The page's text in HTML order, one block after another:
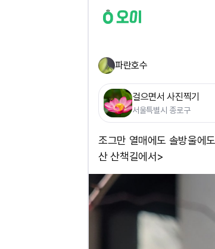
파란호수
걸으면서 사진찍기
서울특별시 종로구
조그만 열매에도 솔방울에
산 산책길에서>